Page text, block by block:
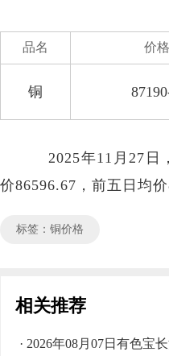
品名 价
铜
2025年11月27日
价86596.67，前五日均
标签：铜价格
相关推荐
· 2026年08月07日有色宝